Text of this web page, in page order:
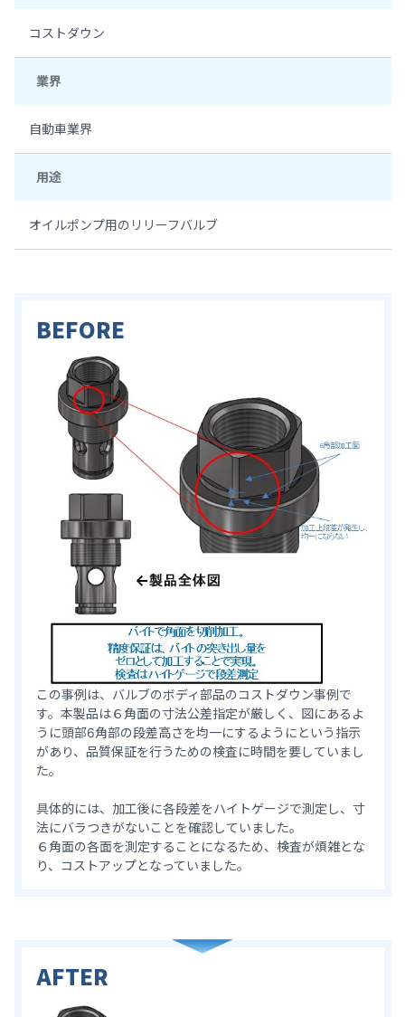
コストダウン
業界
自動車業界
用途
オイルポンプ用のリリーフバルブ
BEFORE
この事例は、バルブのボディ部品のコストダウン事例で
す。本製品は６角面の寸法公差指定が厳しく、図にあるよ
うに頭部6角部の段差高さを均一にするようにという指示
があり、品質保証を行うための検査に時間を要していまし
た。
具体的には、加工後に各段差をハイトゲージで測定し、寸
法にバラつきがないことを確認していました。
６角面の各面を測定することになるため、検査が煩雑とな
り、コストアップとなっていました。
AFTER